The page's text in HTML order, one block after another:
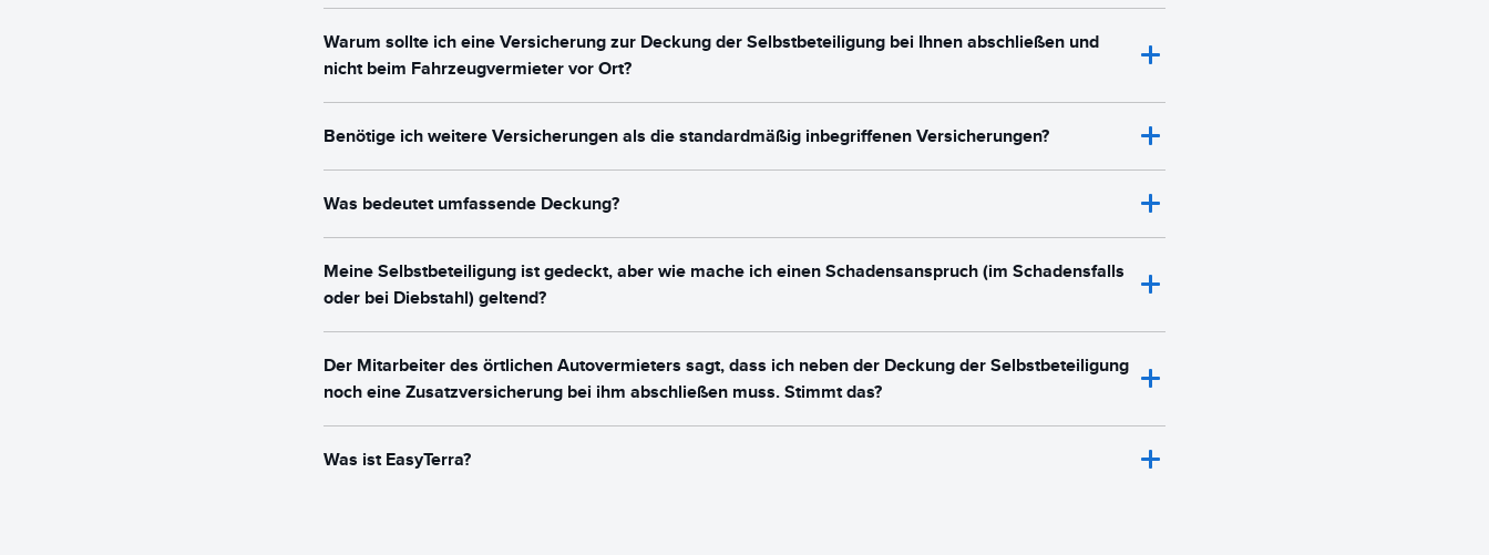
Warum sollte ich eine Versicherung zur Deckung der Selbstbeteiligung bei Ihnen abschließen und
nicht beim Fahrzeugvermieter vor Ort?
Benötige ich weitere Versicherungen als die standardmäßig inbegriffenen Versicherungen?
Was bedeutet umfassende Deckung?
Meine Selbstbeteiligung ist gedeckt, aber wie mache ich einen Schadensanspruch (im Schadensfalls
oder bei Diebstahl) geltend?
Der Mitarbeiter des örtlichen Autovermieters sagt, dass ich neben der Deckung der Selbstbeteiligung
noch eine Zusatzversicherung bei ihm abschließen muss. Stimmt das?
Was ist EasyTerra?